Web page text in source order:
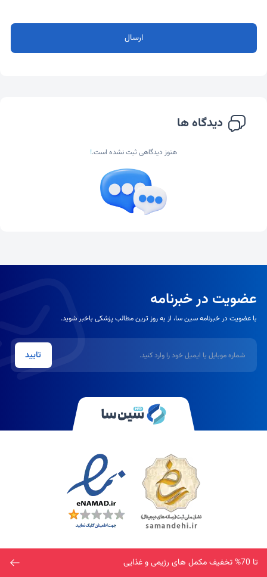
تا 70% تخفیف مکمل های رژیمی و غذایی
ارسال
دیدگاه ها
هنوز دیدگاهی ثبت نشده است.!
عضویت در خبرنامه
با عضویت در خبرنامه سین سا، از به روز ترین مطالب پزشکی باخبر شوید.
تایید
سین سا